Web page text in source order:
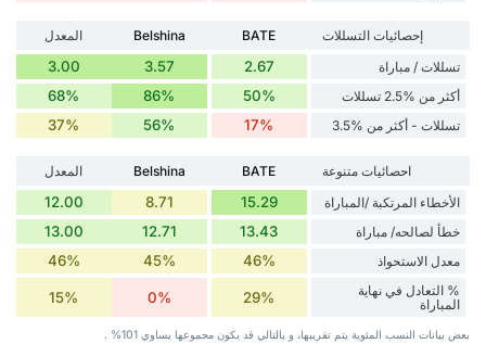
إحصائيات التسللات BATE
Belshina
المعدل
تسللات / مباراة
2.67
3.57
3.00
أكثر من %2.5 تسللات 50%
86%
68%
تسللات - أكثر من %3.5 17%
56%
37%
احصائيات متنوعة BATE
Belshina
المعدل
الأخطاء المرتكبة /المباراة
15.29
8.71
12.00
خطأ لصالحه/ مباراة 13.43
12.71
13.00
معدل الاستحواذ 46%
45%
46%
% التعادل في نهاية
المباراة
29%
0%
15%
بعض بيانات ‏النسب المئوية يتم تقريبها، و بالتالي قد ‏يكون مجموعها يساوي 101% .